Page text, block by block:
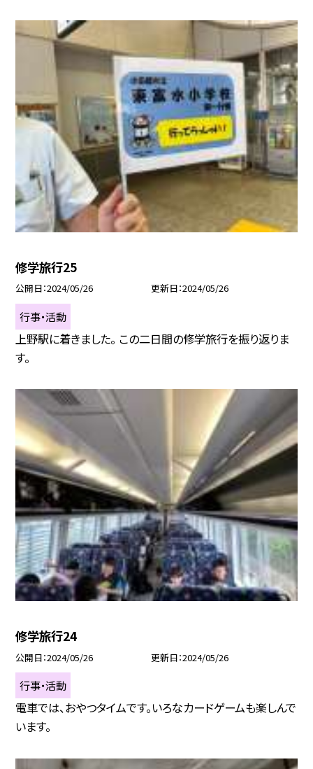
修学旅行25
公開日 2024/05/26 更新日 2024/05/26
行事・活動
上野駅に着きました。 この二日間の修学旅行を振り返りま
す。
修学旅行24
公開日 2024/05/26 更新日 2024/05/26
行事・活動
電車では、おやつタイムです。いろなカードゲームも楽しんで
います。